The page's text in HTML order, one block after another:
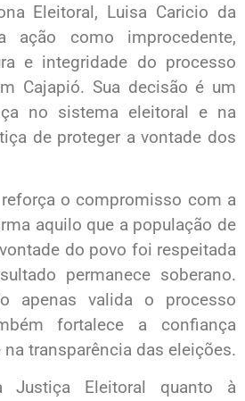
Eleitoral, Luisa Caricio da
ação como improcedente,
e integridade do processo
Cajapió. Sua decisão é um
no sistema eleitoral e na
de proteger a vontade dos
o compromisso com a
aquilo que a população de
do povo foi respeitada
permanece soberano.
apenas valida o processo
fortalece a confiança
transparência das eleições.
Justiça Eleitoral quanto à